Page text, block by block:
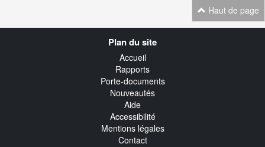
Haut de page
Plan du site
Accueil
Rapports
Porte-documents
Nouveautés
Aide
Accessibilité
Mentions légales
Contact